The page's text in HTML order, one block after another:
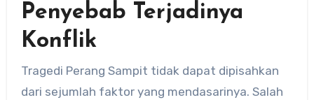
Penyebab Terjadinya
Konflik
Tragedi Perang Sampit tidak dapat dipisahkan
dari sejumlah faktor yang mendasarinya. Salah